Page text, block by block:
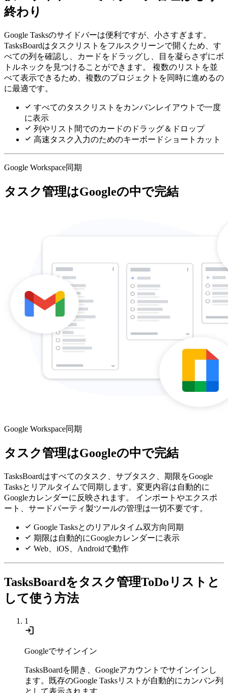
終わり
Google Tasksのサイドバーは便利ですが、小さすぎます。
TasksBoardはタスクリストをフルスクリーンで開くため、す
べての列を確認し、カードをドラッグし、目を凝らさずにボ
トルネックを見つけることができます。 複数のリストを並
べて表示できるため、複数のプロジェクトを同時に進めるの
に最適です。
すべてのタスクリストをカンバンレイアウトで一度
に表示
列やリスト間でのカードのドラッグ＆ドロップ
高速タスク入力のためのキーボードショートカット
Google Workspace同期
タスク管理はGoogleの中で完結
Google Workspace同期
タスク管理はGoogleの中で完結
TasksBoardはすべてのタスク、サブタスク、期限をGoogle
Tasksとリアルタイムで同期します。変更内容は自動的に
Googleカレンダーに反映されます。 インポートやエクスポ
ート、サードパーティ製ツールの管理は一切不要です。
Google Tasksとのリアルタイム双方向同期
期限は自動的にGoogleカレンダーに表示
Web、iOS、Androidで動作
TasksBoardをタスク管理ToDoリストと
して使う方法
1
login
Googleでサインイン
TasksBoardを開き、Googleアカウントでサインインし
ます。既存のGoogle Tasksリストが自動的にカンバン列
として表示されます。